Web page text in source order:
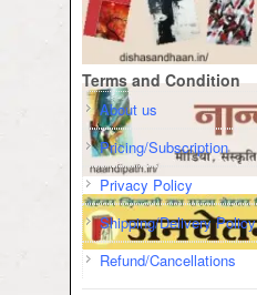
Terms and Condition
About us
Pricing/Subscription
Privacy Policy
Shipping/Delivery Policy
Refund/Cancellations